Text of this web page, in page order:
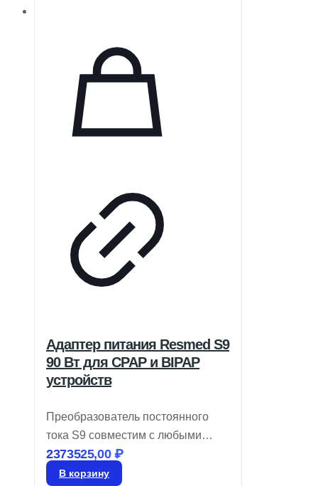
Адаптер питания Resmed S9
90 Вт для CPAP и BIPAP
устройств
Преобразователь постоянного
тока S9 совместим с любыми
устройствами CPAP, а также с
двухуровневыми моделями на
2373525,00₽
В корзину